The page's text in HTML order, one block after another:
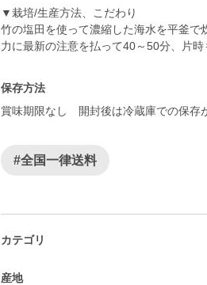
▼栽培/生産方法、こだわり
竹の塩田を使って濃縮した海水を平釜で
力に最新の注意を払って40～50分、片
保存方法
賞味期限なし 開封後は冷蔵庫での保存
#全国一律送料
カテゴリ
産地